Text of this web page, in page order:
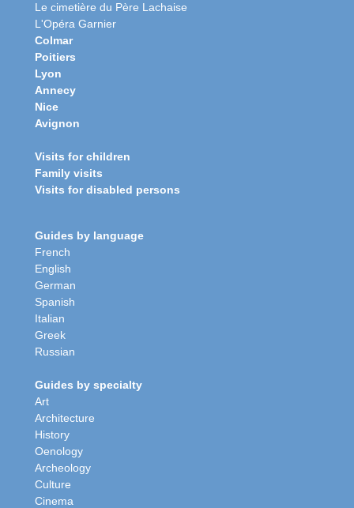
Le cimetière du Père Lachaise
L'Opéra Garnier
Colmar
Poitiers
Lyon
Annecy
Nice
Avignon
Visits for children
Family visits
Visits for disabled persons
Guides by language
French
English
German
Spanish
Italian
Greek
Russian
Guides by specialty
Art
Architecture
History
Oenology
Archeology
Culture
Cinema